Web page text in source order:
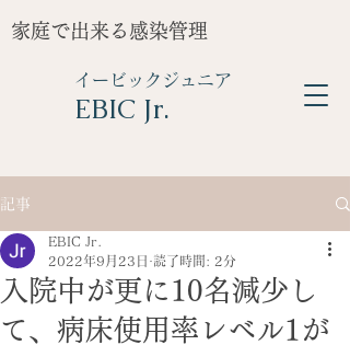
家庭で出来る感染管理
イービックジュニア
​EBIC Jr.
記事
入院中が更に10名減少し
て、病床使用率レベル1が
EBIC Jr.
2022年9月23日
読了時間: 2分